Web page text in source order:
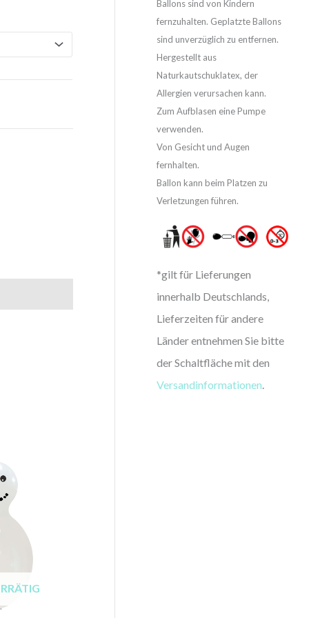
Ballons sind von Kindern
fernzuhalten. Geplatzte Ballons
sind unverzüglich zu entfernen.
Hergestellt aus
Naturkautschuklatex, der
Allergien verursachen kann.
Zum Aufblasen eine Pumpe
verwenden.
Von Gesicht und Augen
fernhalten.
Ballon kann beim Platzen zu
Verletzungen führen.
*gilt für Lieferungen
innerhalb Deutschlands,
Lieferzeiten für andere
Länder entnehmen Sie bitte
der Schaltfläche mit den
Versandinformationen